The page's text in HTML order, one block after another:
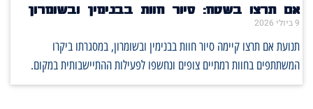
אם תרצו בשטח: סיור חוות בבנימין ובשומרון
9 ביולי 2026
תנועת אם תרצו קיימה סיור חוות בבנימין ובשומרון, במסגרתו ביקרו
המשתתפים בחוות רמתיים צופים ונחשפו לפעילות ההתיישבותית במקום.